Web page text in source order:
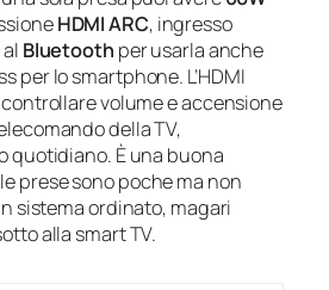
HDMI ARC, ingresso
Bluetooth per usarla anche
per lo smartphone. L’HDMI
volume e accensione
della TV,
quotidiano. È una buona
prese sono poche ma non
sistema ordinato, magari
alla smart TV.